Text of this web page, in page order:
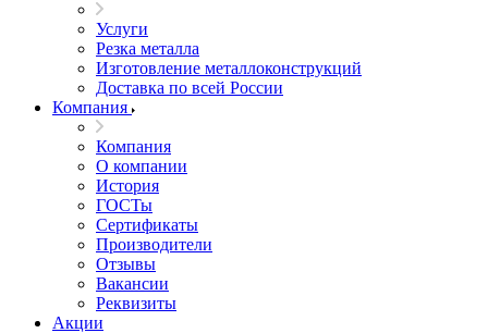
Услуги
Резка металла
Изготовление металлоконструкций
Доставка по всей России
Компания
Компания
О компании
История
ГОСТы
Сертификаты
Производители
Отзывы
Вакансии
Реквизиты
Акции